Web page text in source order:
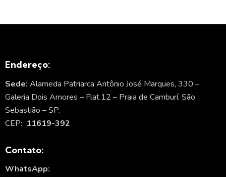
Endereço:
Sede: Alameda Patriarca Antônio José Marques, 330 –
Galeria Dois Amores – Flat.12 – Praia de Camburí. São
Sebastião – SP.
CEP: 11619-392
Contato:
WhatsApp: